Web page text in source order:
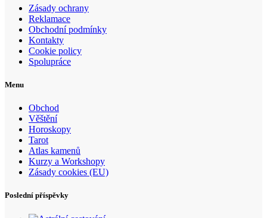
Zásady ochrany
Reklamace
Obchodní podmínky
Kontakty
Cookie policy
Spolupráce
Menu
Obchod
Věštění
Horoskopy
Tarot
Atlas kamenů
Kurzy a Workshopy
Zásady cookies (EU)
Poslední příspěvky